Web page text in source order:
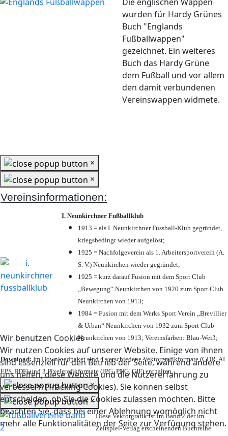
Wir benutzen Cookies
Wir nutzen Cookies auf unserer Website. Einige von ihnen
sind essenziell für den Betrieb der Seite, während andere
uns helfen, diese Website und die Nutzererfahrung zu
verbessern (Tracking Cookies). Sie können selbst
entscheiden, ob Sie die Cookies zulassen möchten. Bitte
beachten Sie, dass bei einer Ablehnung womöglich nicht
mehr alle Funktionalitäten der Seite zur Verfügung stehen.
wurden für Hardy Grünes
Buch "Englands
Fußballwappen"
gezeichnet. Ein weiteres
Buch das Hardy Grüne
dem Fußball und vor allem
den damit verbundenen
Vereinswappen widmete.
×
×
Vereinsinformationen:
I. Neunkirchner Fußballklub
1913 = als I. Neunkirchner Fussball-Klub gegründet,
kriegsbedingt wieder aufgelöst;
1925 = Nachfolgeverein als 1. Arbeitersportverein (A.
S. V.) Neunkirchen wieder gegründet;
1925 = kurz darauf Fusion mit dem Sport Club
„Bewegung“ Neunkirchen von 1920 zum Sport Club
Neunkirchen von 1913;
1984 = Fusion mit dem Werks Sport Verein „Brevillier
& Urban“ Neunkirchen von 1932 zum Sport Club
Neunkirchen von 1913; Vereinsfarben: Blau-Weiß;
Download: Im Downloadpaket sind 4 verschiedene Vektorgrafikformate (CDR, AI
EPS, PDF) und 3 Pixelgrafikformate (JPG, PNG, GIF) enthalten.
×
×
Diese Vektorgrafik ist im Band 2 der im
Zeitspiel-Verlag erscheinenden Buchreihe